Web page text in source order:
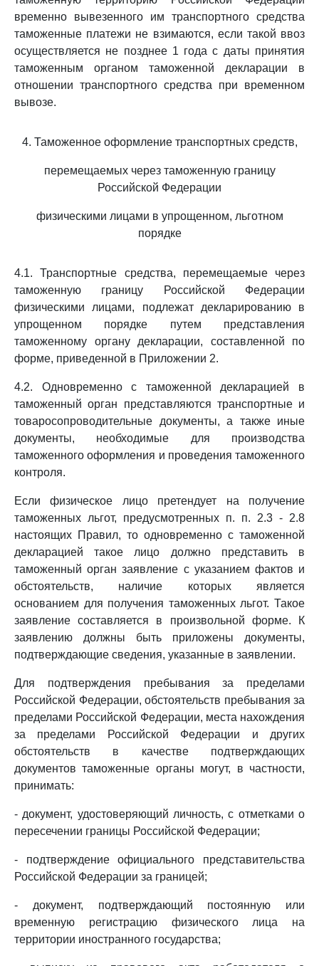
временно вывезенного им транспортного средства
таможенные платежи не взимаются, если такой ввоз
осуществляется не позднее 1 года с даты принятия
таможенным органом таможенной декларации в
отношении транспортного средства при временном
вывозе.
4. Таможенное оформление транспортных средств,
перемещаемых через таможенную границу
Российской Федерации
физическими лицами в упрощенном, льготном
порядке
4.1. Транспортные средства, перемещаемые через
таможенную границу Российской Федерации
физическими лицами, подлежат декларированию в
упрощенном порядке путем представления
таможенному органу декларации, составленной по
форме, приведенной в Приложении 2.
4.2. Одновременно с таможенной декларацией в
таможенный орган представляются транспортные и
товаросопроводительные документы, а также иные
документы, необходимые для производства
таможенного оформления и проведения таможенного
контроля.
Если физическое лицо претендует на получение
таможенных льгот, предусмотренных п. п. 2.3 - 2.8
настоящих Правил, то одновременно с таможенной
декларацией такое лицо должно представить в
таможенный орган заявление с указанием фактов и
обстоятельств, наличие которых является
основанием для получения таможенных льгот. Такое
заявление составляется в произвольной форме. К
заявлению должны быть приложены документы,
подтверждающие сведения, указанные в заявлении.
Для подтверждения пребывания за пределами
Российской Федерации, обстоятельств пребывания за
пределами Российской Федерации, места нахождения
за пределами Российской Федерации и других
обстоятельств в качестве подтверждающих
документов таможенные органы могут, в частности,
принимать:
- документ, удостоверяющий личность, с отметками о
пересечении границы Российской Федерации;
- подтверждение официального представительства
Российской Федерации за границей;
- документ, подтверждающий постоянную или
временную регистрацию физического лица на
территории иностранного государства;